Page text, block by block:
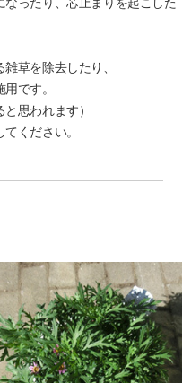
草を除去したり、
です。
思われます）
ください。